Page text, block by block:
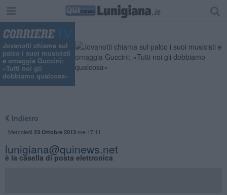
Jovanotti chiama sul
palco i suoi musicisti
e omaggia Guccini:
«Tutti noi gli
dobbiamo qualcosa»
Indietro
Mercoledì 23 Ottobre 2013ore 17:11
lunigiana@quinews.net
è la casella di posta elettronica